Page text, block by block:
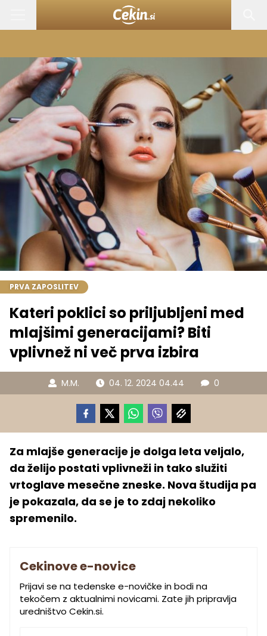
PRVA ZAPOSLITEV
Kateri poklici so priljubljeni med
mlajšimi generacijami? Biti
vplivnež ni več prva izbira
M.M. 04. 12. 2024 04.44 0
Za mlajše generacije je dolga leta veljalo,
da želijo postati vplivneži in tako služiti
vrtoglave mesečne zneske. Nova študija pa
je pokazala, da se je to zdaj nekoliko
spremenilo.
Cekinove e-novice
Prijavi se na tedenske e-novičke in bodi na
tekočem z aktualnimi novicami. Zate jih pripravlja
uredništvo Cekin.si.